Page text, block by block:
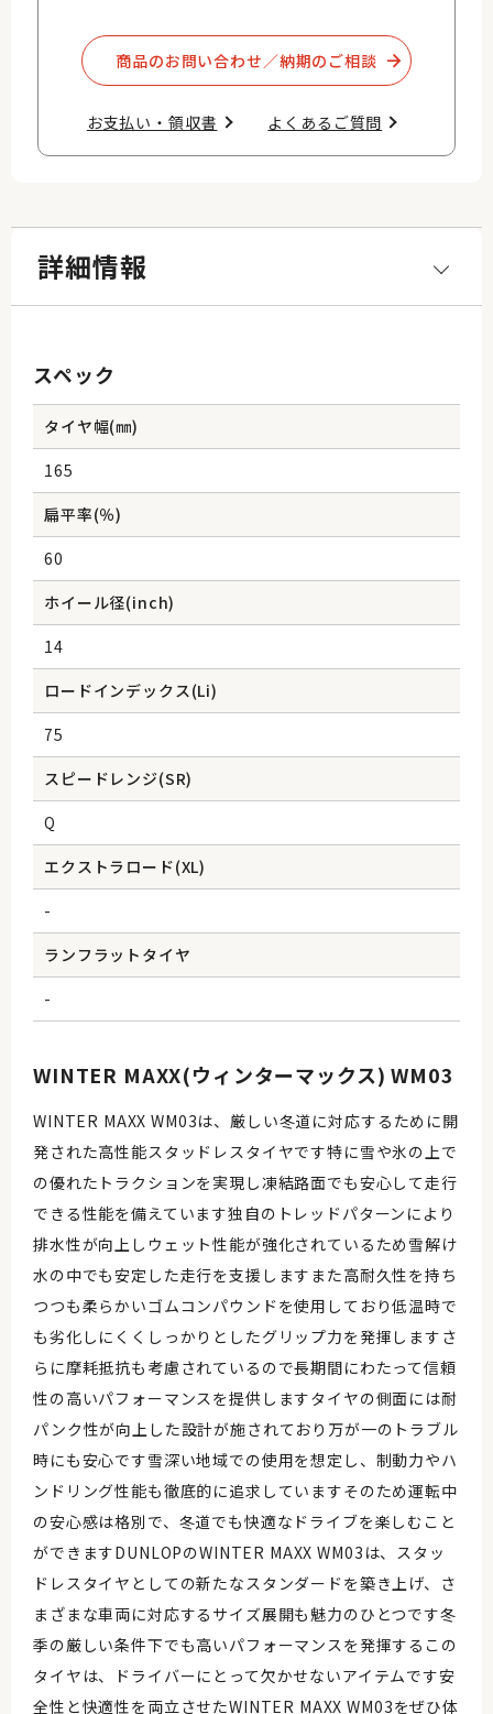
商品のお問い合わせ／納期のご相談​
お支払い・領収書​ よくあるご質問​
詳細情報
スペック
タイヤ幅(㎜)
165
扁平率(％)
60
ホイール径(inch)
14
ロードインデックス(Li)
75
スピードレンジ(SR)
Q
エクストラロード(XL)
-
ランフラットタイヤ
-
WINTER MAXX(ウィンターマックス) WM03
WINTER MAXX WM03は、厳しい冬道に対応するために開
発された高性能スタッドレスタイヤです特に雪や氷の上で
の優れたトラクションを実現し凍結路面でも安心して走行
できる性能を備えています独自のトレッドパターンにより
排水性が向上しウェット性能が強化されているため雪解け
水の中でも安定した走行を支援しますまた高耐久性を持ち
つつも柔らかいゴムコンパウンドを使用しており低温時で
も劣化しにくくしっかりとしたグリップ力を発揮しますさ
らに摩耗抵抗も考慮されているので長期間にわたって信頼
性の高いパフォーマンスを提供しますタイヤの側面には耐
パンク性が向上した設計が施されており万が一のトラブル
時にも安心です雪深い地域での使用を想定し、制動力やハ
ンドリング性能も徹底的に追求していますそのため運転中
の安心感は格別で、冬道でも快適なドライブを楽しむこと
ができますDUNLOPのWINTER MAXX WM03は、スタッ
ドレスタイヤとしての新たなスタンダードを築き上げ、さ
まざまな車両に対応するサイズ展開も魅力のひとつです冬
季の厳しい条件下でも高いパフォーマンスを発揮するこの
タイヤは、ドライバーにとって欠かせないアイテムです安
全性と快適性を両立させたWINTER MAXX WM03をぜひ体